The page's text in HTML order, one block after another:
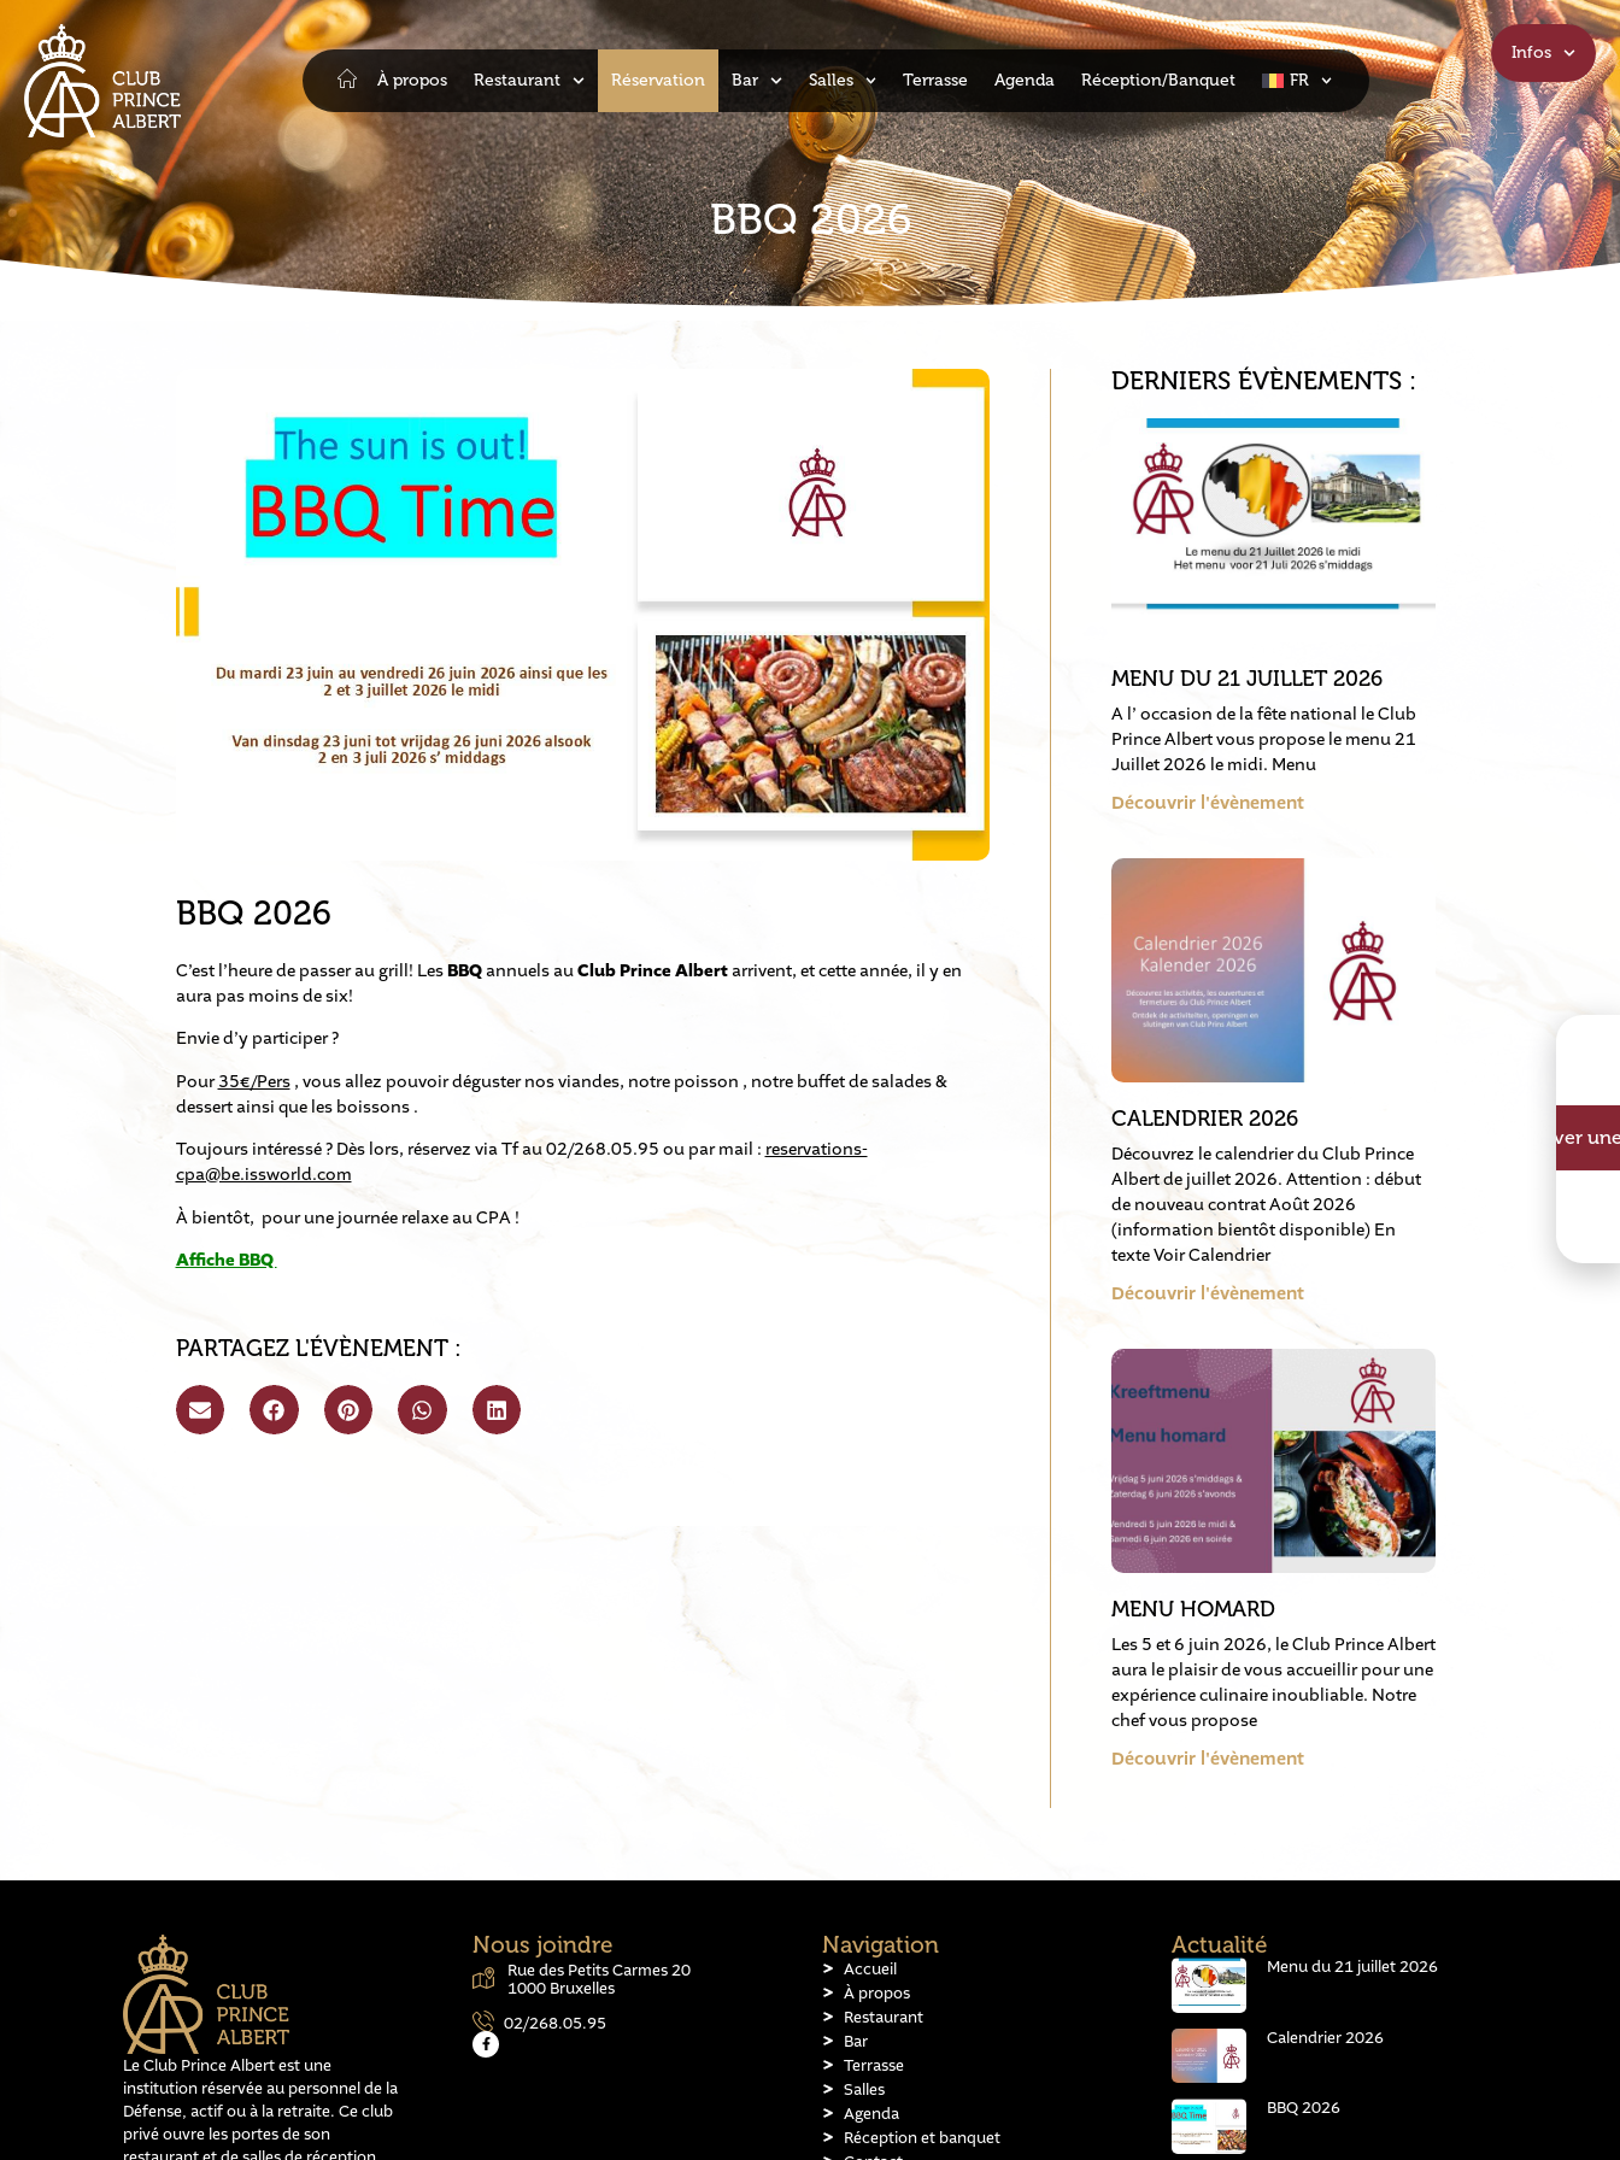
À propos Restaurant Réservation Bar Salles Terrasse Agenda Réception/Banquet FR
Infos
BBQ 2026
BBQ 2026
C’est l’heure de passer au grill! LesBBQannuels auClub Prince Albertarrivent, et cette année, il y en
aura pas moins de six!
Envie d’y participer ?
Pour35€/Pers, vous allez pouvoir déguster nos viandes, notre poisson , notre buffet de salades &
dessert ainsi que les boissons .
Toujours intéressé ? Dès lors, réservez via Tf au 02/268.05.95 ou par mail : reservations-
cpa@be.issworld.com
À bientôt, pour une journée relaxe au CPA !
Affiche BBQ
PARTAGEZ L'ÉVÈNEMENT :
DERNIERS ÉVÈNEMENTS :
MENU DU 21 JUILLET 2026
A l’ occasion de la fête national le Club
Prince Albert vous propose le menu 21
Juillet 2026 le midi. Menu
Découvrir l'évènement
CALENDRIER 2026
Découvrez le calendrier du Club Prince
Albert de juillet 2026. Attention : début
de nouveau contrat Août 2026
(information bientôt disponible) En
texte Voir Calendrier
Découvrir l'évènement
MENU HOMARD
Les 5 et 6 juin 2026, le Club Prince Albert
aura le plaisir de vous accueillir pour une
expérience culinaire inoubliable. Notre
chef vous propose
Découvrir l'évènement
Le Club Prince Albert est une
institution réservée au personnel de la
Défense, actif ou à la retraite. Ce club
privé ouvre les portes de son
Nous joindre
Rue des Petits Carmes 20
1000 Bruxelles
02/268.05.95
Navigation
Accueil
À propos
Restaurant
Bar
Terrasse
Salles
Agenda
Réception et banquet
Actualité
Menu du 21 juillet 2026
Calendrier 2026
BBQ 2026
Réserver